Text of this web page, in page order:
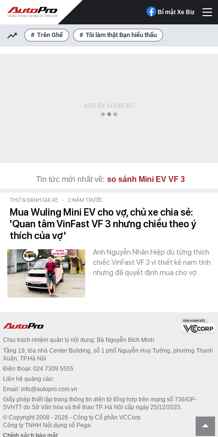
Bí mật Xe Biz
Trên Ghế Tôi làm thật Bạn hiểu thấu
Tin tức mới nhất về: so sánh Mini EV VF 3
THỬ & ĐÁNH GIÁ XE - 2 NĂM TRƯỚC
Mua Wuling Mini EV cho vợ, chủ xe chia sẻ:
'Quan tâm VinFast VF 3 nhưng chiều theo ý
thích của vợ'
Anh Nguyễn Nhân Hiệp dù từng thích
chiếc VinFast VF 3 vì thiết kế nam tính
nhưng đã quyết định mua cho vợ…
Chịu trách nhiệm quản lý nội dung: Bà Nguyễn Bích Minh
Tầng 19, tòa nhà Center Building, số 1 phố Nguyễn Huy Tưởng, phường Thanh
Xuân, TP.Hà Nội
Điện thoại: 024 7309 5555
Liên hệ quảng cáo:
Email: info@autopro.com.vn
Giấy phép thiết lập trang thông tin điện tử tổng hợp trên mạng số 736/GP-
SVHTT do Sở Văn hóa và thể thao TP. Hà Nội cấp ngày 25/12/2025.
© Copyright 2008 - 2026 - Công ty Cổ phần VCCorp
Công ty TNHH Nội dung số Pega
Chính sách bảo mật